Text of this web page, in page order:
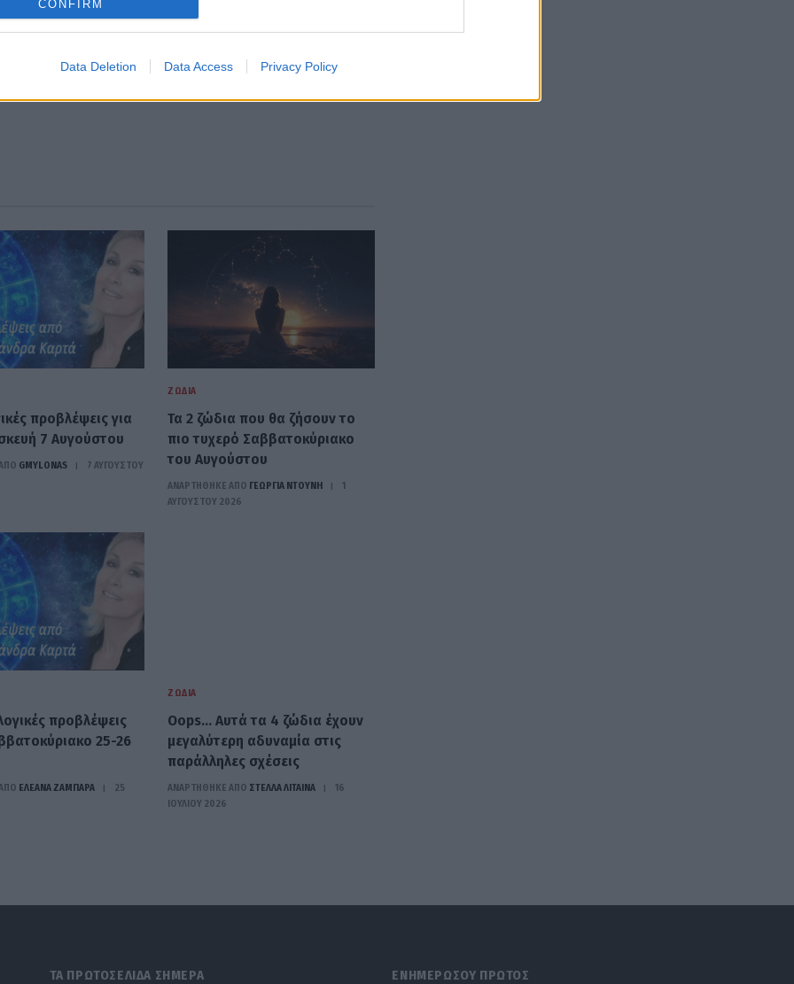
CONFIRM
Data Deletion Data Access Privacy Policy
προβλέψεις για
7 Αυγούστου
GMYLONAS
7 ΑΥΓΟΎΣΤΟΥ
ΖΏΔΙΑ
Τα 2 ζώδια που θα ζήσουν το
πιο τυχερό Σαββατοκύριακο
του Αυγούστου
ΑΝΑΡΤΗΘΗΚΕ ΑΠΟ ΓΕΩΡΓΊΑ ΝΤΟΎΝΗ
1
ΑΥΓΟΎΣΤΟΥ 2026
προβλέψεις
25-26
ΕΛΕΑΝΑ ΖΑΜΠΑΡΑ
25
ΖΏΔΙΑ
Oops… Αυτά τα 4 ζώδια έχουν
μεγαλύτερη αδυναμία στις
παράλληλες σχέσεις
ΑΝΑΡΤΗΘΗΚΕ ΑΠΟ ΣΤΈΛΛΑ ΛΊΤΑΙΝΑ
16
ΙΟΥΛΊΟΥ 2026
ΤΑ ΠΡΩΤΟΣΕΛΙΔΑ ΣΗΜΕΡΑ ΕΝΗΜΕΡΩΣΟΥ ΠΡΩΤΟΣ